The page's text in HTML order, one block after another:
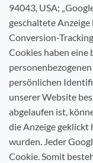
94043, USA;
geschaltete
Conversion-
Cookies haben
persönlichen
unserer Website
abgelaufen ist,
die Anzeige geklickt
wurden. Jeder
Cookie. Somit